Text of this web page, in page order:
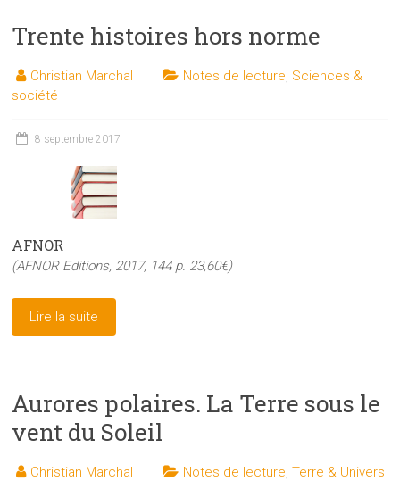
Trente histoires hors norme
Christian Marchal Notes de lecture, Sciences &
société
8 septembre 2017
AFNOR
(AFNOR Editions, 2017, 144 p. 23,60€)
Lire la suite
Aurores polaires. La Terre sous le
vent du Soleil
Christian Marchal Notes de lecture,Terre & Univers